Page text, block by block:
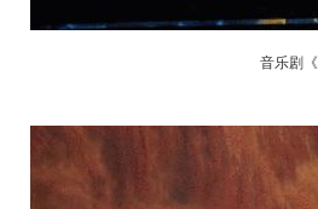
音乐剧